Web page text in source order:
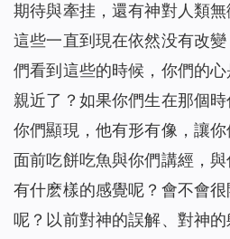
期待與牽挂，還有神對人類無
這些一直到現在依然没有改
們看到這些的時候，你們的
親近了？如果你們生在那個
你們顯現，他有形有像，讓
面前吃餅吃魚與你們講經，
有什麽樣的感覺呢？會不會
呢？以前對神的誤解、對神